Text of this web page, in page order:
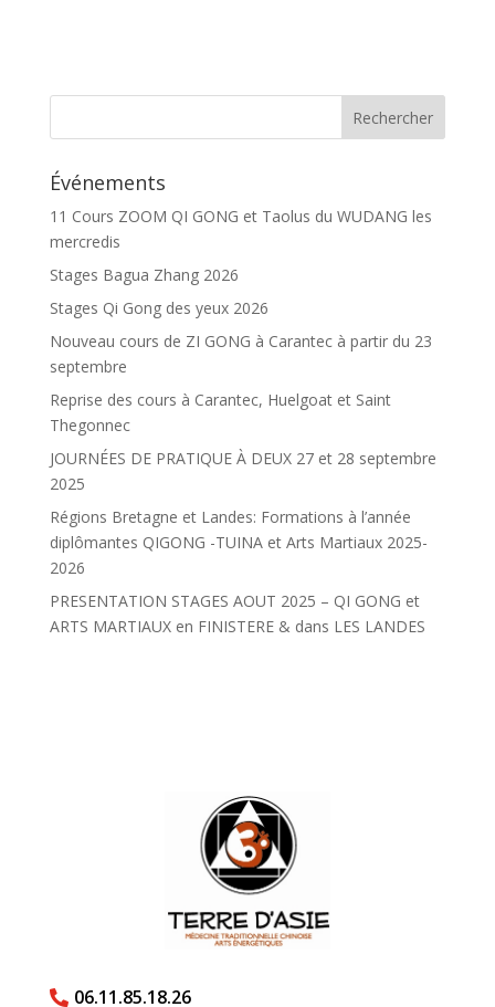
Événements
11 Cours ZOOM QI GONG et Taolus du WUDANG les
mercredis
Stages Bagua Zhang 2026
Stages Qi Gong des yeux 2026
Nouveau cours de ZI GONG à Carantec à partir du 23
septembre
Reprise des cours à Carantec, Huelgoat et Saint
Thegonnec
JOURNÉES DE PRATIQUE À DEUX 27 et 28 septembre
2025
Régions Bretagne et Landes: Formations à l’année
diplômantes QIGONG -TUINA et Arts Martiaux 2025-
2026
PRESENTATION STAGES AOUT 2025 – QI GONG et
ARTS MARTIAUX en FINISTERE & dans LES LANDES
 06.11.85.18.26